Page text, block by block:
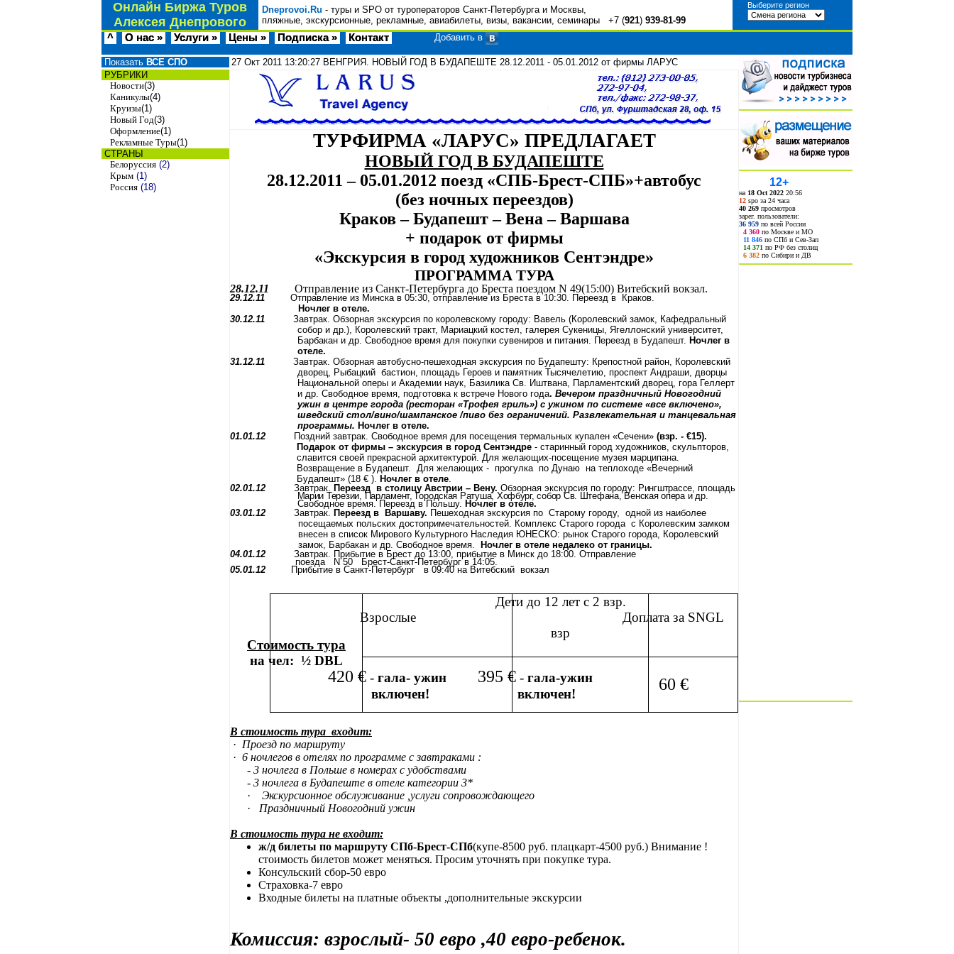
Онлайн Биржа Туров
Алексея Днепрового
Dneprovoi.Ru - туры и SPO от туроператоров Санкт-Петербурга и Москвы,
пляжные, экскурсионные, рекламные, авиабилеты, визы, вакансии, семинары +7 (921) 939-81-99
Выберите регион
^ О нас » Услуги » Цены » Подписка » Контакт Добавить в
Показать ВСЕ СПО
РУБРИКИ
Новости(3)
Каникулы(4)
Круизы(1)
Новый Год(3)
Оформление(1)
Рекламные Туры(1)
СТРАНЫ
Белоруссия (2)
Крым (1)
Россия (18)
27 Окт 2011 13:20:27 ВЕНГРИЯ. НОВЫЙ ГОД В БУДАПЕШТЕ 28.12.2011 - 05.01.2012 от фирмы ЛАРУС
ТУРФИРМА «ЛАРУС» ПРЕДЛАГАЕТ
НОВЫЙ ГОД В БУДАПЕШТЕ
28.12.2011 – 05.01.2012 поезд «СПБ-Брест-СПБ»+автобус
(без ночных переездов)
Краков – Будапешт – Вена – Варшава
+ подарок от фирмы
«Экскурсия в город художников Сентэндре»
ПРОГРАММА ТУРА
28.12.11 Отправление из Санкт-Петербурга до Бреста поездом N 49(15:00) Витебский вокзал.
29.12.11 Отправление из Минска в 05:30, отправление из Бреста в 10:30. Переезд в
Краков.
Ночлег в отеле.
30.12.11
Завтрак. Обзорная экскурсия по королевскому городу: Вавель (Королевский замок, Кафедральный
собор и др.), Королевский тракт, Мариацкий костел, галерея Сукеницы, Ягеллонский университет,
Барбакан и др. Свободное время для покупки сувениров и питания. Переезд в Будапешт. Ночлег в
отеле.
31.12.11
Завтрак. Обзорная автобусно-пешеходная экскурсия по Будапешту: Крепостной район, Королевский
дворец, Рыбацкий бастион, площадь Героев и памятник Тысячелетию, проспект Андраши, дворцы
Национальной оперы и Академии наук, Базилика Св. Иштвана, Парламентский дворец, гора Геллерт
и др. Свободное время, подготовка к встрече Нового года. Вечером праздничный Новогодний
ужин в центре города (ресторан «Трофея гриль») с ужином по системе «все включено»,
шведский стол/вино/шампанское /пиво без ограничений. Развлекательная и танцевальная
программы. Ночлег в отеле.
01.01.12
Поздний завтрак. Свободное время для посещения термальных купален «Сечени» (взр. - €15).
Подарок от фирмы – экскурсия в город Сентэндре - старинный город художников, скульпторов,
славится своей прекрасной архитектурой. Для желающих-посещение музея марципана.
Возвращение в Будапешт. Для желающих - прогулка по Дунаю на теплоходе «Вечерний
Будапешт» (18 € ). Ночлег в отеле.
02.01.12
Завтрак. Переезд в столицу Австрии – Вену. Обзорная экскурсия по городу: Рингштрассе, площадь
Марии Терезии, Парламент, Городская Ратуша, Хофбург, собор Св. Штефана, Венская опера и др.
Свободное время. Переезд в Польшу. Ночлег в отеле.
03.01.12
Завтрак. Переезд в Варшаву. Пешеходная экскурсия по Старому городу, одной из наиболее
посещаемых польских достопримечательностей. Комплекс Старого города с Королевским замком
внесен в список Мирового Культурного Наследия ЮНЕСКО: рынок Старого города, Королевский
замок, Барбакан и др. Свободное время.
Ночлег в отеле недалеко от границы.
04.01.12
Завтрак. Прибытие в Брест до 13:00, прибытие в Минск до 18:00. Отправление
поезда N50 Брест-Санкт-Петербург в 14:05.
05.01.12 Прибытие в Санкт-Петербург в 09:40 на Витебский вокзал
Стоимость тура
на чел: ½ DBL
Взрослые
Дети до 12 лет с 2 взр.
взр
Доплата за SNGL
420 € -гала- ужин
включен!
395 € -гала-ужин
включен!
60 €
В стоимость тура входит:
· Проезд по маршруту
· 6 ночлегов в отелях по программе с завтраками :
- 3 ночлега в Польше в номерах с удобствами
- 3 ночлега в Будапеште в отеле категории 3*
·
Экскурсионное обслуживание ,услуги сопровождающего
·
Праздничный Новогодний ужин
В стоимость тура не входит:
ж/д билеты по маршруту СПб-Брест-СПб(купе-8500 руб. плацкарт-4500 руб.) Внимание !
стоимость билетов может меняться. Просим уточнять при покупке тура.
Консульский сбор-50 евро
Страховка-7 евро
Входные билеты на платные объекты ,дополнительные экскурсии
Комиссия: взрослый- 50 евро ,40 евро-ребенок.
12+
на 18 Oct 2022 20:56
12 spo за 24 часа
40 269 просмотров
зарег. пользователи:
36 959 по всей России
4 360 по Москве и МО
11 846 по СПб и Сев-Зап
14 371 по РФ без столиц
6 382 по Сибири и ДВ